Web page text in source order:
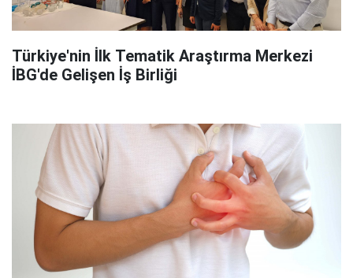
Türkiye'nin İlk Tematik Araştırma Merkezi
İBG'de Gelişen İş Birliği